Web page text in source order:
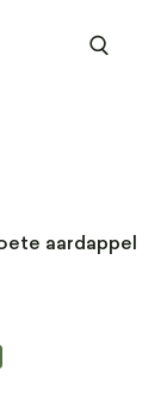
aardappel